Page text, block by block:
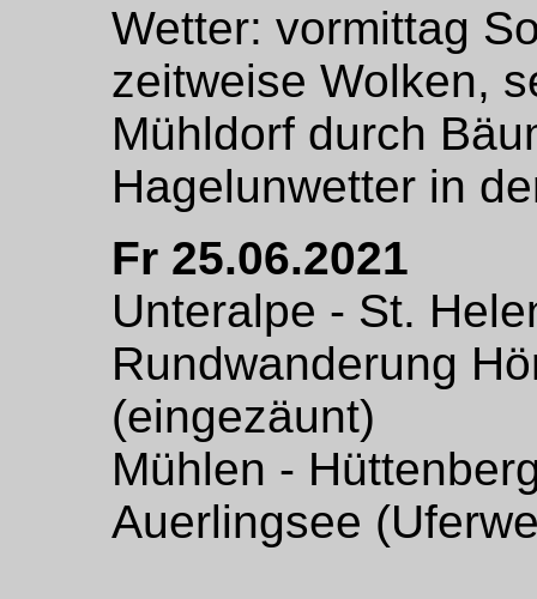
Wetter: vormittag
zeitweise Wolken,
Mühldorf durch
Hagelunwetter in
Fr 25.06.2021
Unteralpe - St.
Rundwanderung
(eingezäunt)
Mühlen -
Auerlingsee